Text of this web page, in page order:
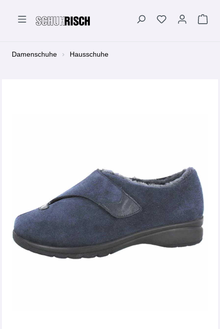
Damenschuhe Hausschuhe